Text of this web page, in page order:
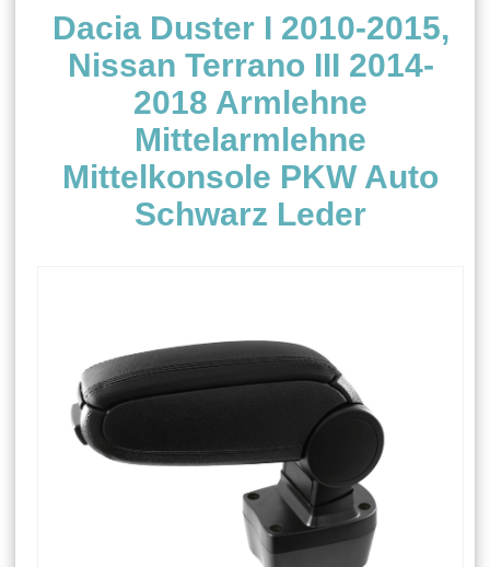
Dacia Duster I 2010-2015,
Nissan Terrano III 2014-
2018 Armlehne
Mittelarmlehne
Mittelkonsole PKW Auto
Schwarz Leder